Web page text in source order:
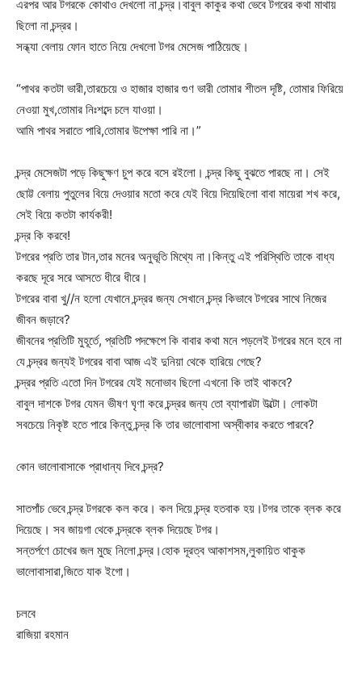
এরপর আর টগরকে কোথাও দেখলো না চন্দ্র।বাবুল কাকুর কথা ভেবে টগরের কথা মাথায়
ছিলো না চন্দ্রর।
সন্ধ্যা বেলায় ফোন হাতে নিয়ে দেখলো টগর মেসেজ পাঠিয়েছে।
“পাথর কতটা ভারী,তারচেয়ে ও হাজার হাজার গুণ ভারী তোমার শীতল দৃষ্টি, তোমার ফিরিয়ে
নেওয়া মুখ,তোমার নিঃশব্দে চলে যাওয়া।
আমি পাথর সরাতে পারি,তোমার উপেক্ষা পারি না।”
চন্দ্র মেসেজটা পড়ে কিছুক্ষণ চুপ করে বসে রইলো। চন্দ্র কিছু বুঝতে পারছে না। সেই
ছোট্ট বেলায় পুতুলের বিয়ে দেওয়ার মতো করে যেই বিয়ে দিয়েছিলো বাবা মায়েরা শখ করে,
সেই বিয়ে কতটা কার্যকরী!
চন্দ্র কি করবে!
টগরের প্রতি তার টান,তার মনের অনুভূতি মিথ্যে না।কিন্তু এই পরিস্থিতি তাকে বাধ্য
করছে দূরে সরে আসতে ধীরে ধীরে।
টগরের বাবা খু//ন হলো যেখানে চন্দ্রর জন্য সেখানে চন্দ্র কিভাবে টগরের সাথে নিজের
জীবন জড়াবে?
জীবনের প্রতিটি মুহূর্তে, প্রতিটি পদক্ষেপে কি বাবার কথা মনে পড়লেই টগরের মনে হবে না
যে চন্দ্রর জন্যই টগরের বাবা আজ এই দুনিয়া থেকে হারিয়ে গেছে?
চন্দ্রর প্রতি এতো দিন টগরের যেই মনোভাব ছিলো এখনো কি তাই থাকবে?
বাবুল দাশকে টগর যেমন ভীষণ ঘৃণা করে চন্দ্রর জন্য তো ব্যাপারটা উল্টো। লোকটা
সবচেয়ে নিকৃষ্ট হতে পারে কিন্তু চন্দ্র কি তার ভালোবাসা অস্বীকার করতে পারবে?
কোন ভালোবাসাকে প্রাধান্য দিবে চন্দ্র?
সাতপাঁচ ভেবে চন্দ্র টগরকে কল করে। কল দিয়ে চন্দ্র হতবাক হয়।টগর তাকে ব্লক করে
দিয়েছে। সব জায়গা থেকে চন্দ্রকে ব্লক দিয়েছে টগর।
সন্তর্পণে চোখের জল মুছে নিলো চন্দ্র।হোক দূরত্ব আকাশসম,লুকায়িত থাকুক
ভালোবাসারা,জিতে যাক ইগো।
চলবে
রাজিয়া রহমান